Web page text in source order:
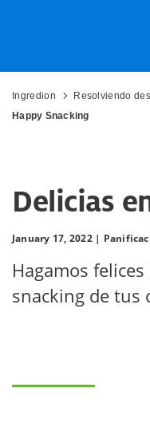
Ingredion Resolviendo
Happy Snacking
Delicias
January 17, 2022 |
Hagamos
snacking de tus